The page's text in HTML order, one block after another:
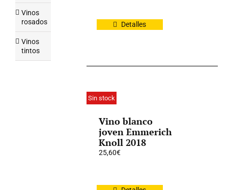
Detalles
Sin stock
Vino blanco
joven Emmerich
Knoll 2018
25,60€
Vinos
rosados
Vinos
tintos